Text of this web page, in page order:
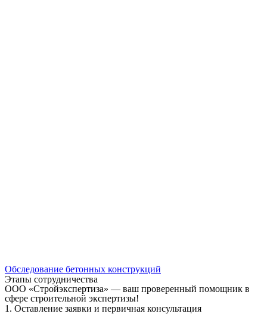
Обследование бетонных конструкций
Этапы сотрудничества
ООО «Стройэкспертиза» — ваш проверенный помощник в
сфере строительной экспертизы!
1. Оставление заявки и первичная консультация